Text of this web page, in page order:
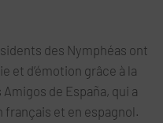
des Nymphéas ont
et d’émotion grâce à la
de España, qui a
et en espagnol.